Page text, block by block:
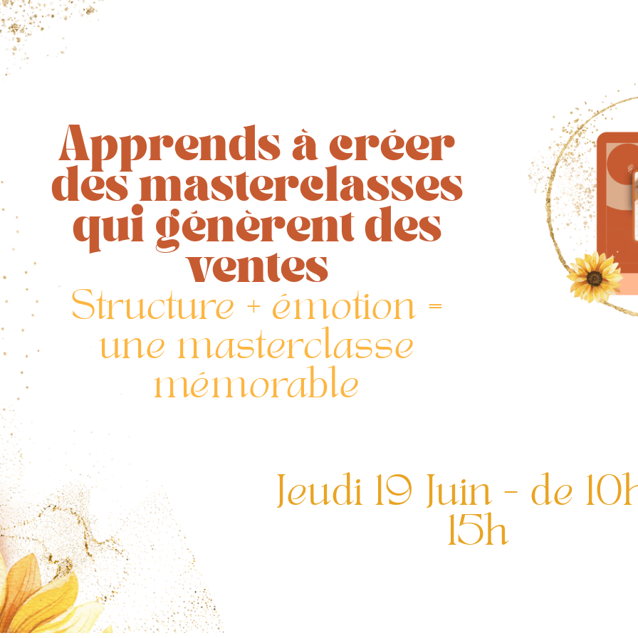
Apprends à créer
des masterclasses
qui génèrent des
ventes
Structure + émotion =
une masterclasse
mémorable
Jeudi 19 Juin - de
15h